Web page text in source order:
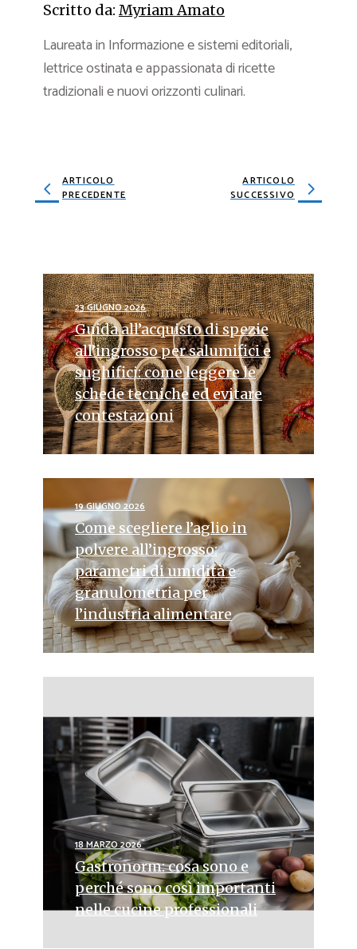
Scritto da: Myriam Amato
Laureata in Informazione e sistemi editoriali,
lettrice ostinata e appassionata di ricette
tradizionali e nuovi orizzonti culinari.
ARTICOLO
PRECEDENTE
ARTICOLO
SUCCESSIVO
23 GIUGNO 2026
Guida all’acquisto di spezie
all’ingrosso per salumifici e
sughifici: come leggere le
schede tecniche ed evitare
contestazioni
19 GIUGNO 2026
Come scegliere l’aglio in
polvere all’ingrosso:
parametri di umidità e
granulometria per
l’industria alimentare
18 MARZO 2026
Gastronorm: cosa sono e
perché sono così importanti
nelle cucine professionali